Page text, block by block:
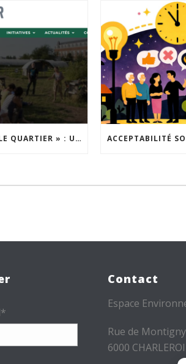
« INSPIRONS LE QUARTIER » : UN NOUVEL APPEL À PROJETS EST LANCÉ !
Contact
Espace
Rue de
6000 CHARLEROI